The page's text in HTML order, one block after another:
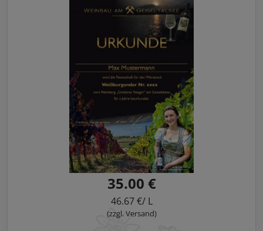
35.00 €
46.67 €/ L
(zzgl. Versand)